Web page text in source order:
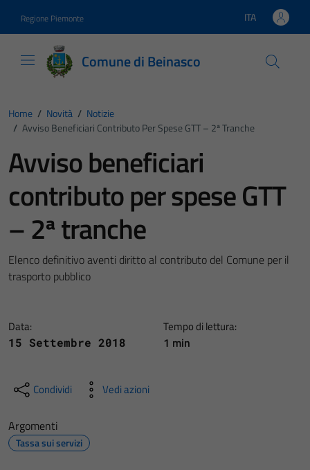
Regione Piemonte Lingua attiva:
ITA
Comune di Beinasco
Home / Novità / Notizie
/ Avviso Beneficiari Contributo Per Spese GTT – 2ª Tranche
Avviso beneficiari
contributo per spese GTT
– 2ª tranche
Elenco definitivo aventi diritto al contributo del Comune per il
trasporto pubblico
Data:
15 Settembre 2018
Tempo di lettura:
1 min
Condividi Vedi azioni
Argomenti
Tassa sui servizi